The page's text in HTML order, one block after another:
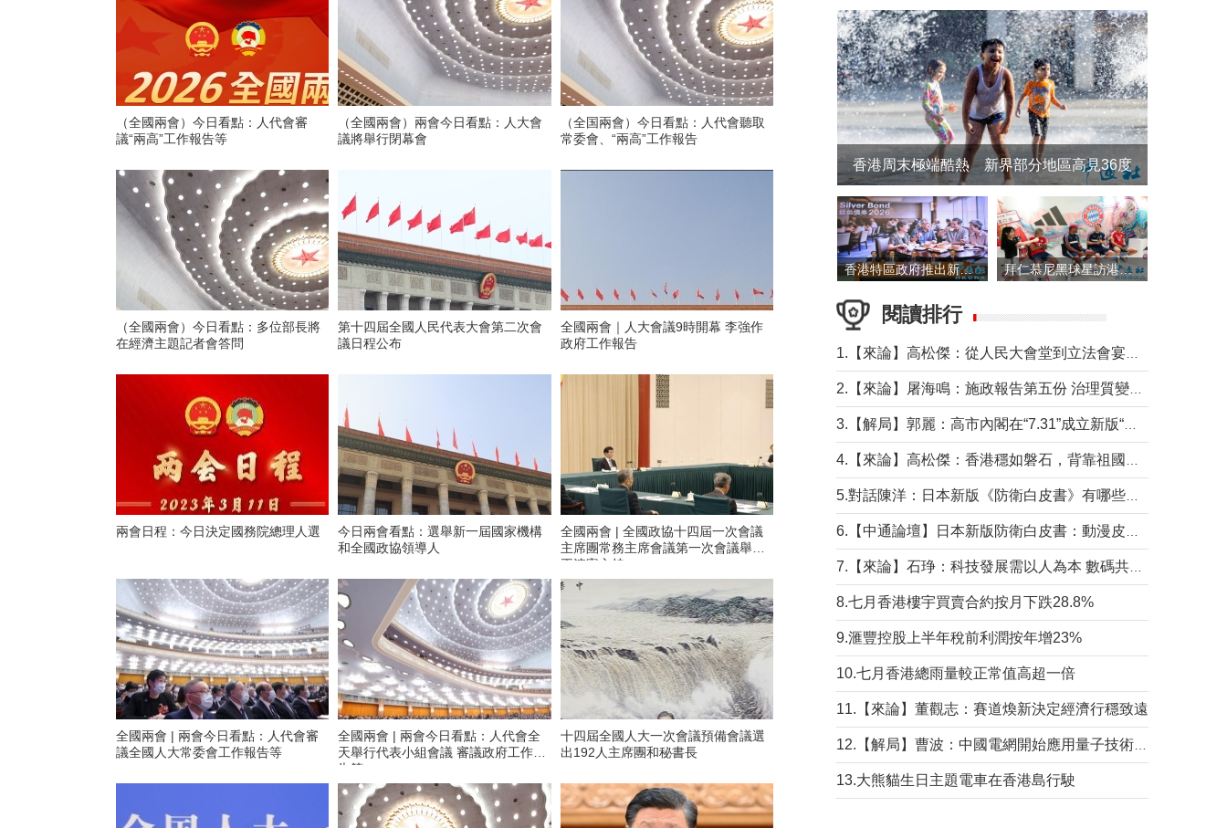
（全國兩會）今日看點：人代會審
議“兩高”工作報告等
（全國兩會）兩會今日看點：人大會
議將舉行閉幕會
（全国兩會）今日看點：人代會聽取
常委會、“兩高”工作報告
（全國兩會）今日看點：多位部長將
在經濟主題記者會答問
第十四屆全國人民代表大會第二次會
議日程公布
全國兩會｜人大會議9時開幕 李強作
政府工作報告
兩會日程：今日決定國務院總理人選
今日兩會看點：選舉新一屆國家機構
和全國政協領導人
全國兩會 | 全國政協十四屆一次會議
主席團常務主席會議第一次會議舉行
王滬寧主持
全國兩會 | 兩會今日看點：人代會審
議全國人大常委會工作報告等
全國兩會 | 兩會今日看點：人代會全
天舉行代表小組會議 審議政府工作報
告等
十四屆全國人大一次會議預備會議選
出192人主席團和秘書長
香港周末極端酷熱 新界部分地區高見36度
香港特區政府推出新一批銀色債券 每手1萬元保底息4.25厘 拜仁慕尼黑球星訪港 與球迷近距離互動
閱讀排行
8.七月香港樓宇買賣合約按月下跌28.8%
9.滙豐控股上半年稅前利潤按年增23%
10.七月香港總雨量較正常值高超一倍
11.【來論】董觀志：賽道煥新決定經濟行穩致遠
13.大熊貓生日主題電車在香港島行駛